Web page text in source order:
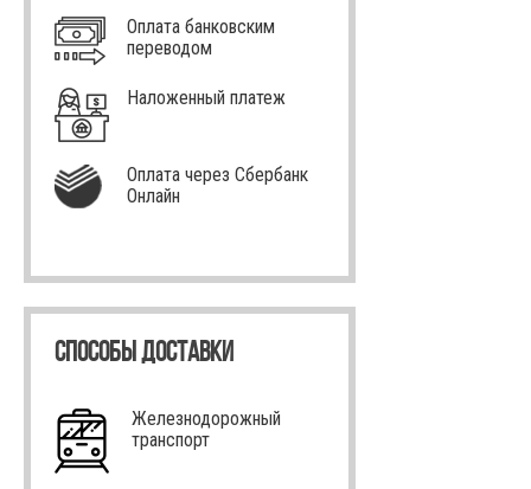
Оплата банковским
переводом
Наложенный платеж
Оплата через Сбербанк
Онлайн
СПОСОБЫ ДОСТАВКИ
Железнодорожный
транспорт